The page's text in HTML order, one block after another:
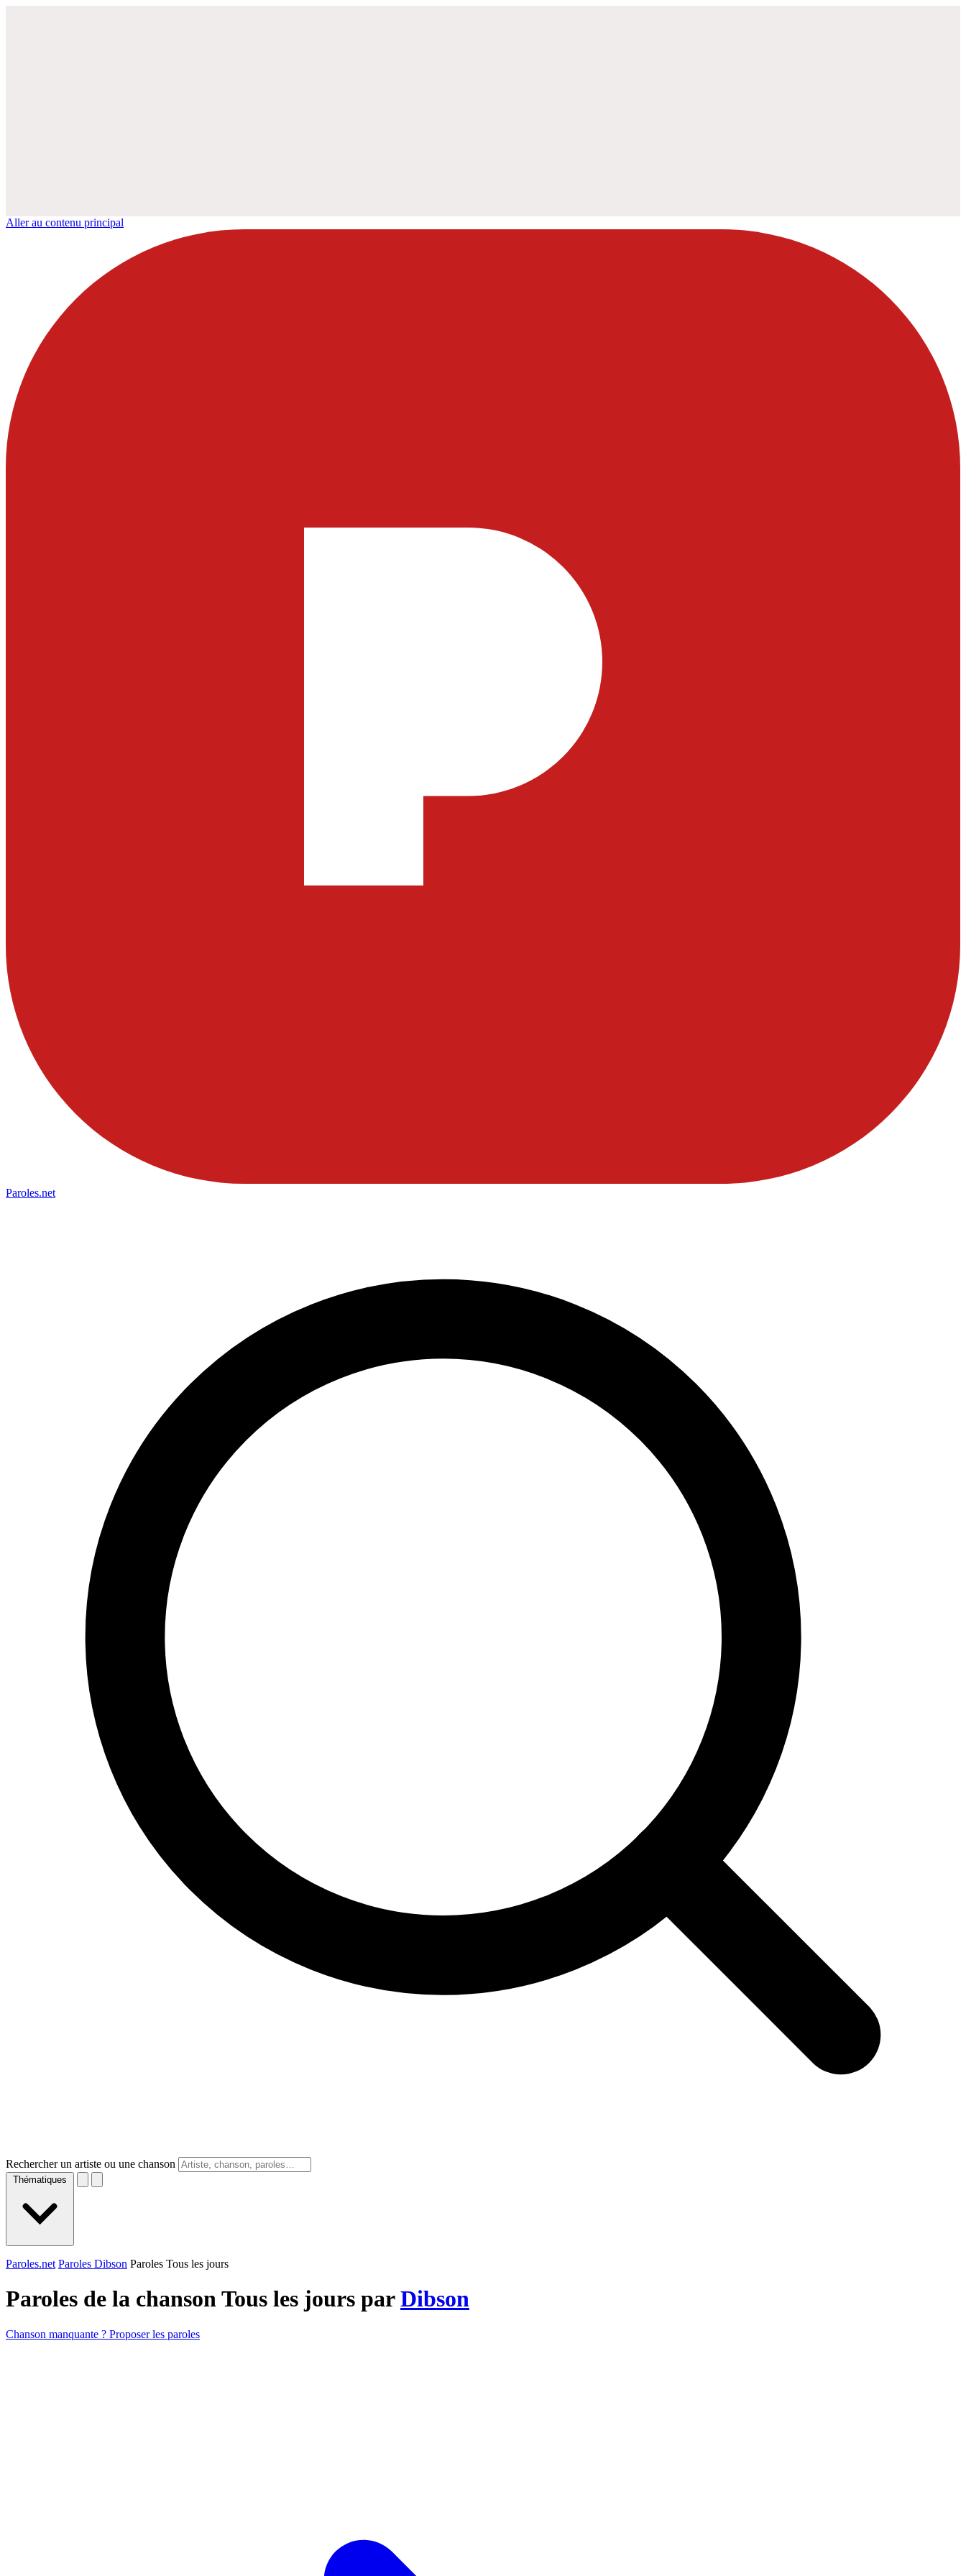
Aller au contenu principal
Paroles.net
Rechercher un artiste ou une chanson
Thématiques
Paroles.net Paroles Dibson Paroles Tous les jours
Paroles de la chanson Tous les jours parDibson
Chanson manquante ? Proposer les paroles